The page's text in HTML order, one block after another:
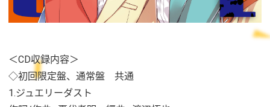
＜CD収録内容＞
◇初回限定盤、通常盤 共通
1.ジュエリーダスト